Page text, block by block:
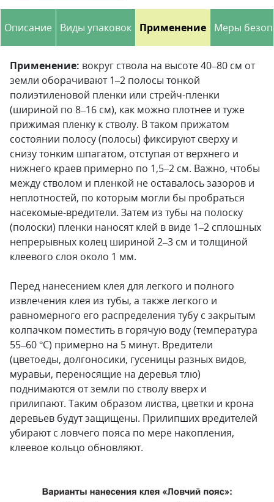
Описание Виды упаковок Применение Меры
Применение: вокруг ствола на высоте 40–80 см от
земли оборачивают 1–2 полосы тонкой
полиэтиленовой пленки или стрейч-пленки
(шириной по 8–16 см), как можно плотнее и туже
прижимая пленку к стволу. В таком прижатом
состоянии полосу (полосы) фиксируют сверху и
снизу тонким шпагатом, отступая от верх­него и
нижнего краев примерно по 1,5–2 см. Важно, чтобы
между стволом и пленкой не оставалось зазоров и
неплотностей, по которым могли бы пробраться
насекомые-вредители. Затем из тубы на полоску
(полоски) пленки наносят клей в виде 1–2 сплошных
непрерывных колец шириной 2–3 см и толщиной
клеевого слоя около 1 мм.
Перед нанесением клея для легкого и полного
извлечения клея из тубы, а также легкого и
равномерного его распределения тубу с закрытым
колпачком поместить в горячую воду (температура
55–60 °С) примерно на 5 минут. Вредители
(цветоеды, долгоносики, гусеницы разных видов,
муравьи, переносящие на деревья тлю)
поднимаются от земли по стволу вверх и
прилипают. Таким образом листва, цветки и крона
деревьев будут защищены. Прилипших вредителей
убирают с ловчего пояса по мере накопления,
клеевое кольцо обновляют.